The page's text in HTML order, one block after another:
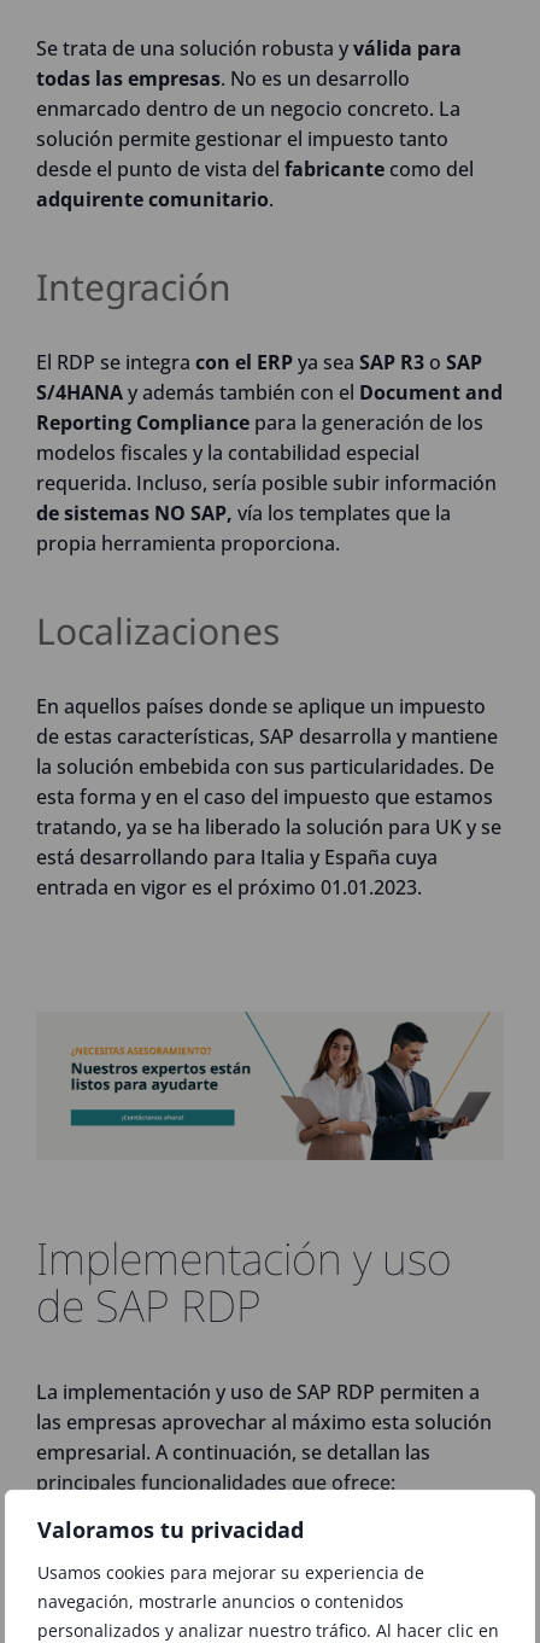
Valoramos tu privacidad
Usamos cookies para mejorar su experiencia de
navegación, mostrarle anuncios o contenidos
personalizados y analizar nuestro tráfico. Al hacer clic en
Se trata de una solución robusta yválida para
todas las empresas. No es un desarrollo
enmarcado dentro de un negocio concreto. La
solución permite gestionar el impuesto tanto
desde el punto de vista del fabricante como del
adquirente comunitario.
Integración
El RDP se integra con el ERPya sea SAP R3 o SAP
S/4HANAy además también con el Document and
Reporting Compliance para la generación de los
modelos fiscales y la contabilidad especial
requerida. Incluso, sería posible subir información
de sistemas NO SAP, vía los templates que la
propia herramienta proporciona.
Localizaciones
En aquellos países donde se aplique un impuesto
de estas características, SAP desarrolla y mantiene
la solución embebida con sus particularidades. De
esta forma y en el caso del impuesto que estamos
tratando, ya se ha liberado la solución para UK y se
está desarrollando para Italia y España cuya
entrada en vigor es el próximo 01.01.2023.
Implementación y uso
de SAP RDP
La implementación y uso de SAP RDP permiten a
las empresas aprovechar al máximo esta solución
empresarial. A continuación, se detallan las
principales funcionalidades que ofrece:
Reutilización de datos
existentes en SAP ERP y SAP